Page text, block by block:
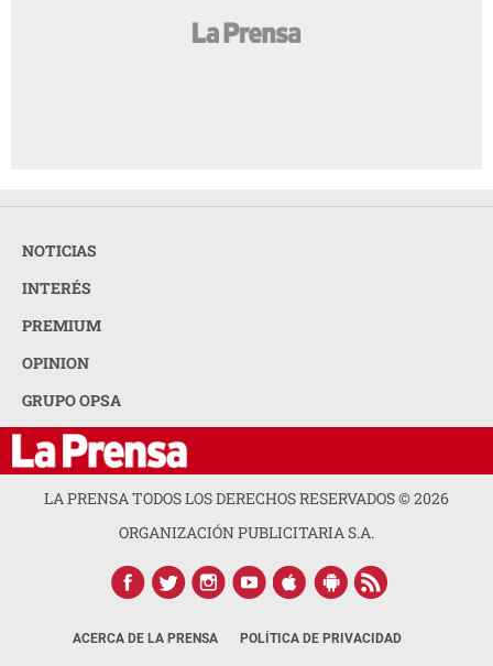
NOTICIAS
INTERÉS
PREMIUM
OPINION
GRUPO OPSA
LA PRENSA TODOS LOS DERECHOS RESERVADOS ©2026
ORGANIZACIÓN PUBLICITARIA S.A.
ACERCA DE LA PRENSA POLÍTICA DE PRIVACIDAD